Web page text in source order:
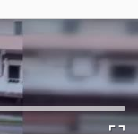
daha verimli hale getirmek
göre, bu sitenin
yerleştirebiliyoruz.
site farklı çerez türleri
üçüncü şahıs hizmetleri
web.tv